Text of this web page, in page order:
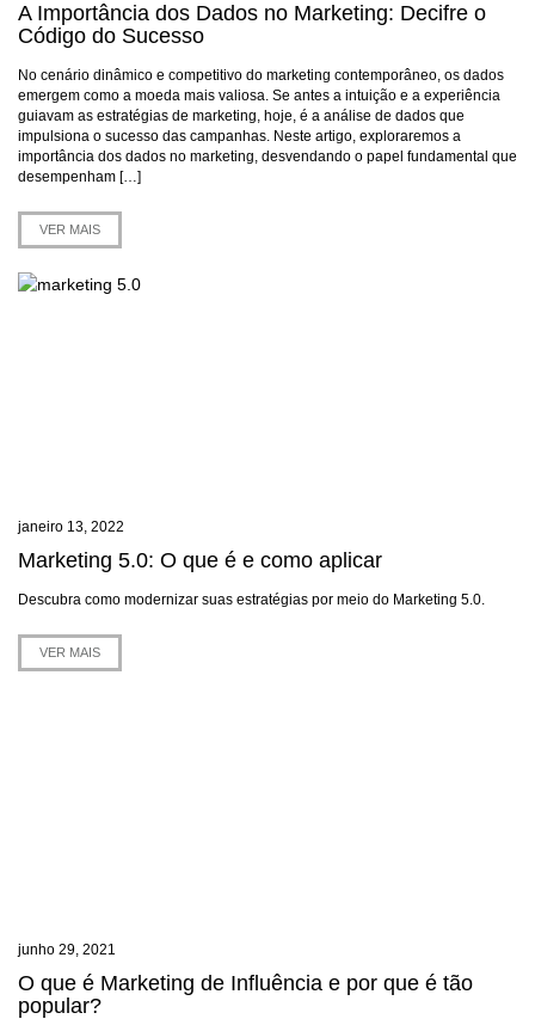
A Importância dos Dados no Marketing: Decifre o
Código do Sucesso
No cenário dinâmico e competitivo do marketing contemporâneo, os dados
emergem como a moeda mais valiosa. Se antes a intuição e a experiência
guiavam as estratégias de marketing, hoje, é a análise de dados que
impulsiona o sucesso das campanhas. Neste artigo, exploraremos a
importância dos dados no marketing, desvendando o papel fundamental que
desempenham […]
VER MAIS
janeiro 13, 2022
Marketing 5.0: O que é e como aplicar
Descubra como modernizar suas estratégias por meio do Marketing 5.0.
VER MAIS
junho 29, 2021
O que é Marketing de Influência e por que é tão
popular?